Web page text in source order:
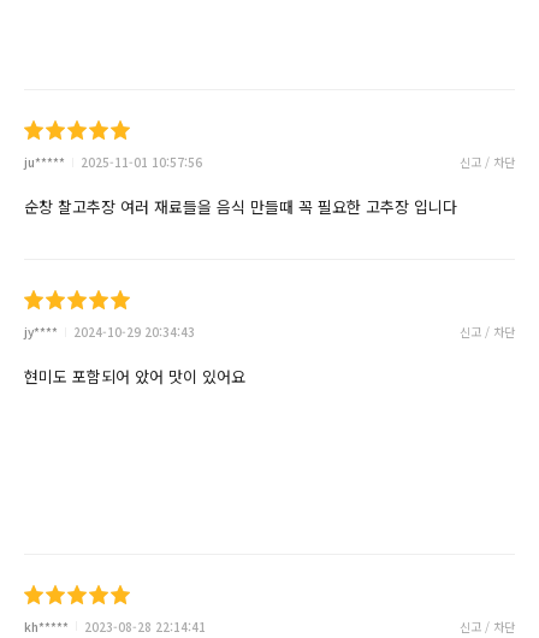
ju***** 2025-11-01 10:57:56 신고 / 차단
순창 찰고추장 여러 재료들을 음식 만들때 꼭 필요한 고추장 입니다
jy**** 2024-10-29 20:34:43 신고 / 차단
현미도 포함되어 았어 맛이 있어요
kh***** 2023-08-28 22:14:41 신고 / 차단